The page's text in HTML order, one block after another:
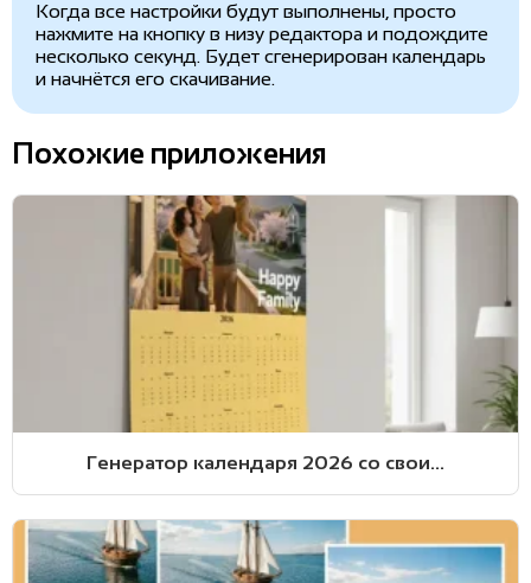
Когда все настройки будут выполнены, просто
нажмите на кнопку в низу редактора и подождите
несколько секунд. Будет сгенерирован календарь
и начнётся его скачивание.
Похожие приложения
Генератор календаря 2026 со свои...